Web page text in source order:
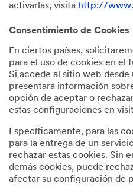
activarlas, visita http://
Consentimiento de Cookies
En ciertos países,
para el uso de cookies en el
Si accede al sitio web desde
presentará información
opción de aceptar o
estas configuraciones en
Específicamente, para las
para la entrega de un
rechazar estas cookies. Sin
demás cookies, puede
afectar su configuración de